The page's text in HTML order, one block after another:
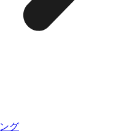
グ